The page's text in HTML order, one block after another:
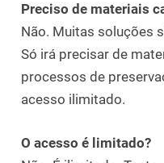
Preciso de materiais
Não. Muitas soluções
Só irá precisar de
processos de
acesso ilimitado.
O acesso é limitado?